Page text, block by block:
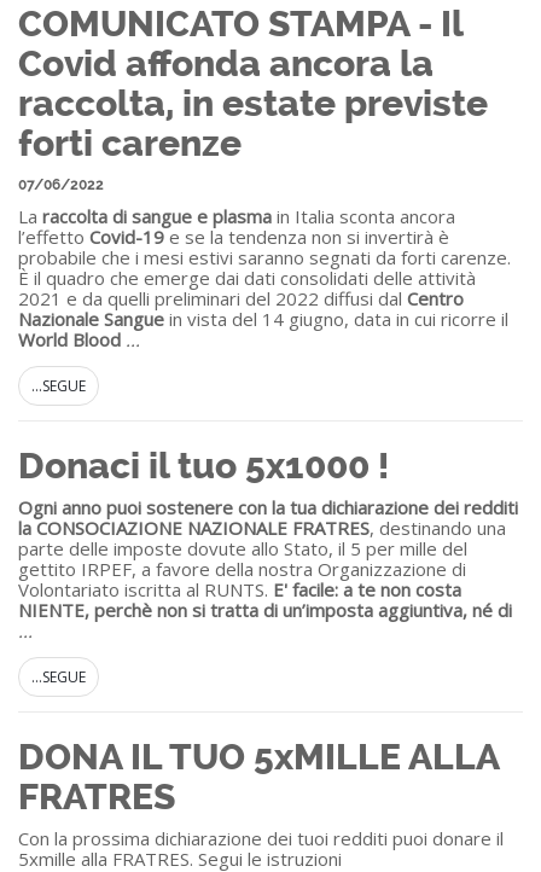
COMUNICATO STAMPA - Il
Covid affonda ancora la
raccolta, in estate previste
forti carenze
07/06/2022
La raccolta di sangue e plasma in Italia sconta ancora
l’effetto Covid-19e se la tendenza non si invertirà è
probabile che i mesi estivi saranno segnati da forti carenze.
È il quadro che emerge dai dati consolidati delle attività
2021 e da quelli preliminari del 2022 diffusi dal Centro
Nazionale Sangue in vista del 14 giugno, data in cui ricorre il
World Blood ...
...SEGUE
Donaci il tuo 5x1000 !
Ogni anno puoi sostenere con la tua dichiarazione dei redditi
la CONSOCIAZIONE NAZIONALE FRATRES, destinando una
parte delle imposte dovute allo Stato, il 5 per mille del
gettito IRPEF, a favore della nostra Organizzazione di
Volontariato iscritta al RUNTS. E' facile: a te non costa
NIENTE, perchè non si tratta di un’imposta aggiuntiva, né di
...
...SEGUE
DONA IL TUO 5xMILLE ALLA
FRATRES
Con la prossima dichiarazione dei tuoi redditi puoi donare il
5xmille alla FRATRES. Segui le istruzioni